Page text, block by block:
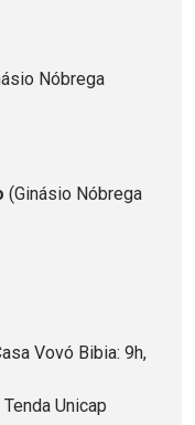
Nóbrega
(Ginásio Nóbrega
Vovó Bibia: 9h,
Unicap